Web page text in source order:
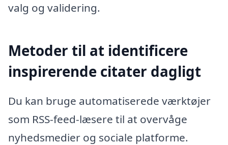
valg og validering.
Metoder til at identificere
inspirerende citater dagligt
Du kan bruge automatiserede værktøjer
som RSS-feed-læsere til at overvåge
nyhedsmedier og sociale platforme.